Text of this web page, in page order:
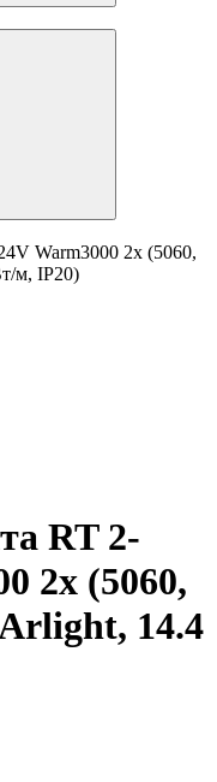
Warm3000 2x (5060,
м, IP20)
RT 2-
2x (5060,
14.4